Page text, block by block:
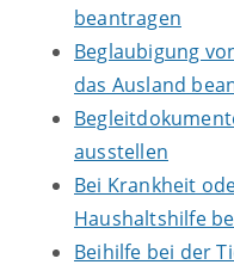
beantragen
Beglaubigung
das Ausland
ausstellen
Bei Krankheit
Haushaltshilfe
Beihilfe bei der